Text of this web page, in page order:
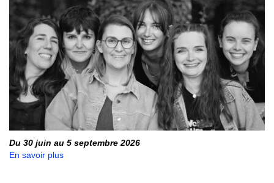
Du 30 juin au 5 septembre 2026
En savoir plus